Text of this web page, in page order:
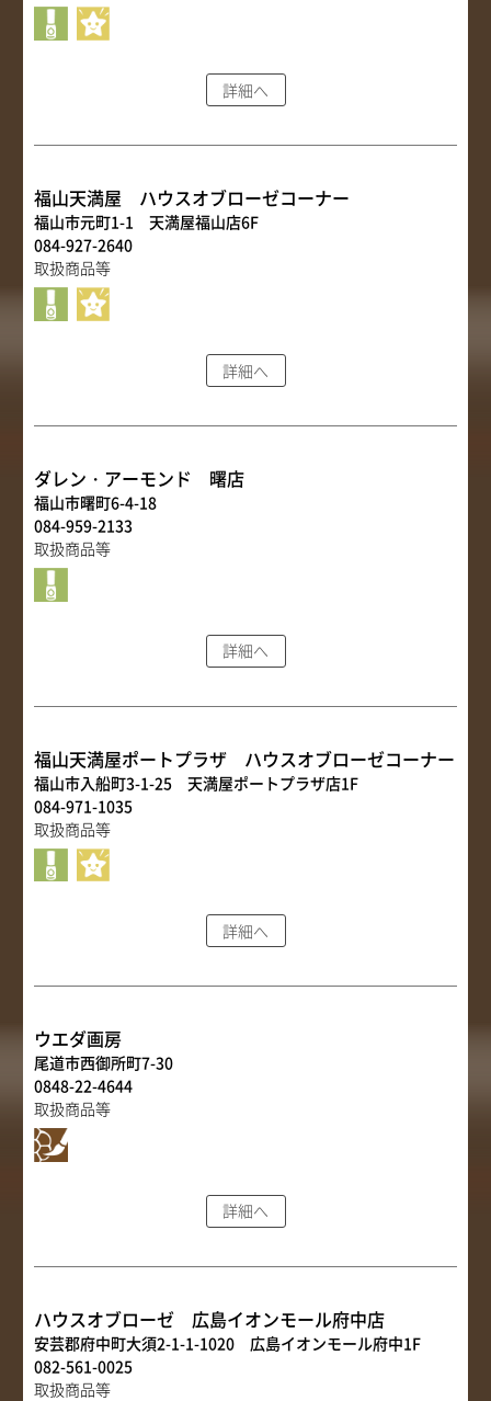
詳細へ
福山天満屋 ハウスオブローゼコーナー
福山市元町1-1 天満屋福山店6F
084-927-2640
取扱商品等
詳細へ
ダレン・アーモンド 曙店
福山市曙町6-4-18
084-959-2133
取扱商品等
詳細へ
福山天満屋ポートプラザ ハウスオブローゼコーナー
福山市入船町3-1-25 天満屋ポートプラザ店1F
084-971-1035
取扱商品等
詳細へ
ウエダ画房
尾道市西御所町7-30
0848-22-4644
取扱商品等
詳細へ
ハウスオブローゼ 広島イオンモール府中店
安芸郡府中町大須2-1-1-1020 広島イオンモール府中1F
082-561-0025
取扱商品等